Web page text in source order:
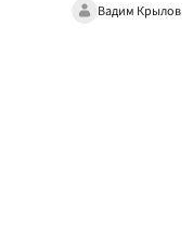
Вадим Крылов